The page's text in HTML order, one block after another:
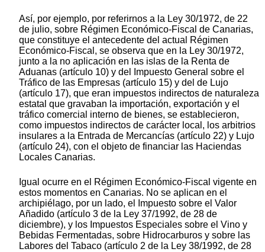
Así, por ejemplo, por referirnos a la Ley 30/1972, de 22
de julio, sobre Régimen Económico-Fiscal de Canarias,
que constituye el antecedente del actual Régimen
Económico-Fiscal, se observa que en la Ley 30/1972,
junto a la no aplicación en las islas de la Renta de
Aduanas (artículo 10) y del Impuesto General sobre el
Tráfico de las Empresas (artículo 15) y del de Lujo
(artículo 17), que eran impuestos indirectos de naturaleza
estatal que gravaban la importación, exportación y el
tráfico comercial interno de bienes, se establecieron,
como impuestos indirectos de carácter local, los arbitrios
insulares a la Entrada de Mercancías (artículo 22) y Lujo
(artículo 24), con el objeto de financiar las Haciendas
Locales Canarias.
Igual ocurre en el Régimen Económico-Fiscal vigente en
estos momentos en Canarias. No se aplican en el
archipiélago, por un lado, el Impuesto sobre el Valor
Añadido (artículo 3 de la Ley 37/1992, de 28 de
diciembre), y los Impuestos Especiales sobre el Vino y
Bebidas Fermentadas, sobre Hidrocarburos y sobre las
Labores del Tabaco (artículo 2 de la Ley 38/1992, de 28